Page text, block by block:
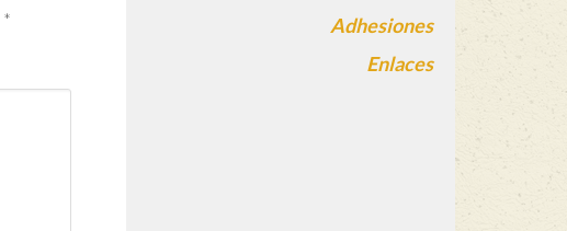
*
Adhesiones
Enlaces